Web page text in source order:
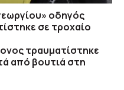
οδηγός
σε τροχαίο
τραυματίστηκε
από βουτιά στη